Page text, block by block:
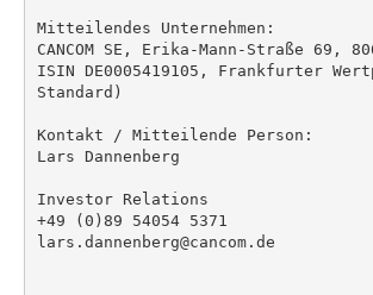
Mitteilendes Unternehmen:
CANCOM SE, Erika-Mann-Straße 69,
ISIN DE0005419105, Frankfurter
Standard)
Kontakt / Mitteilende Person:
Lars Dannenberg
Investor Relations
+49 (0)89 54054 5371
lars.dannenberg@cancom.de